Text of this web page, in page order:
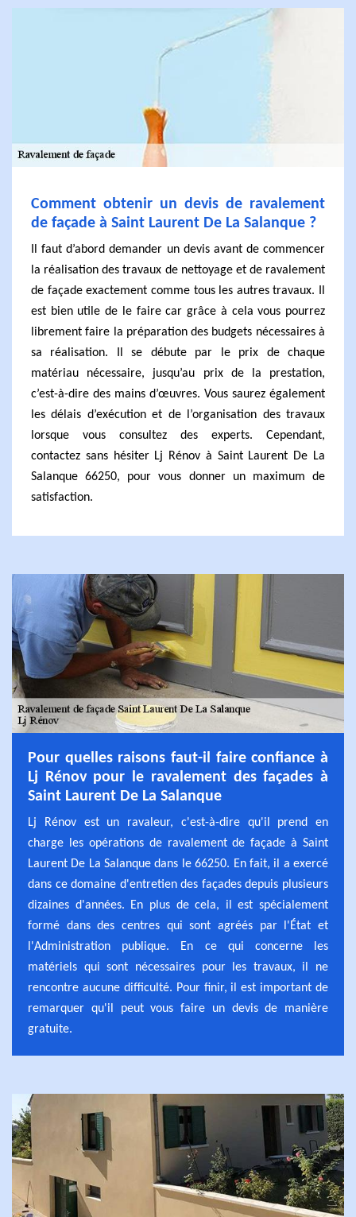
Comment obtenir un devis de ravalement
de façade à Saint Laurent De La Salanque ?
Il faut d’abord demander un devis avant de commencer
la réalisation des travaux de nettoyage et de ravalement
de façade exactement comme tous les autres travaux. Il
est bien utile de le faire car grâce à cela vous pourrez
librement faire la préparation des budgets nécessaires à
sa réalisation. Il se débute par le prix de chaque
matériau nécessaire, jusqu’au prix de la prestation,
c’est-à-dire des mains d’œuvres. Vous saurez également
les délais d’exécution et de l’organisation des travaux
lorsque vous consultez des experts. Cependant,
contactez sans hésiter Lj Rénov à Saint Laurent De La
Salanque 66250, pour vous donner un maximum de
satisfaction.
Pour quelles raisons faut-il faire confiance à
Lj Rénov pour le ravalement des façades à
Saint Laurent De La Salanque
Lj Rénov est un ravaleur, c'est-à-dire qu'il prend en
charge les opérations de ravalement de façade à Saint
Laurent De La Salanque dans le 66250. En fait, il a exercé
dans ce domaine d'entretien des façades depuis plusieurs
dizaines d'années. En plus de cela, il est spécialement
formé dans des centres qui sont agréés par l'État et
l'Administration publique. En ce qui concerne les
matériels qui sont nécessaires pour les travaux, il ne
rencontre aucune difficulté. Pour finir, il est important de
remarquer qu'il peut vous faire un devis de manière
gratuite.